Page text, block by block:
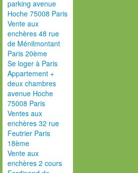
parking avenue
Hoche 75008 Paris
Vente aux
enchères 48 rue
de Ménilmontant
Paris 20ème
Se loger à Paris
Appartement +
deux chambres
avenue Hoche
75008 Paris
Ventes aux
enchères 32 rue
Feutrier Paris
18ème
Vente aux
enchères 2 cours